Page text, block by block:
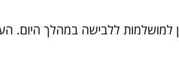
ללבישה במהלך היום.